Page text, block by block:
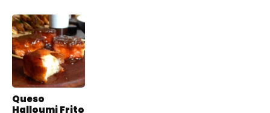
Queso
Halloumi Frito